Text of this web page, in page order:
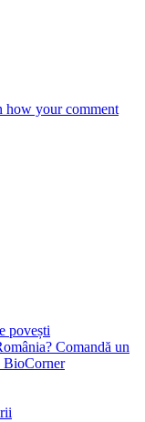
how your comment
povești
Comandă un
BioCorner